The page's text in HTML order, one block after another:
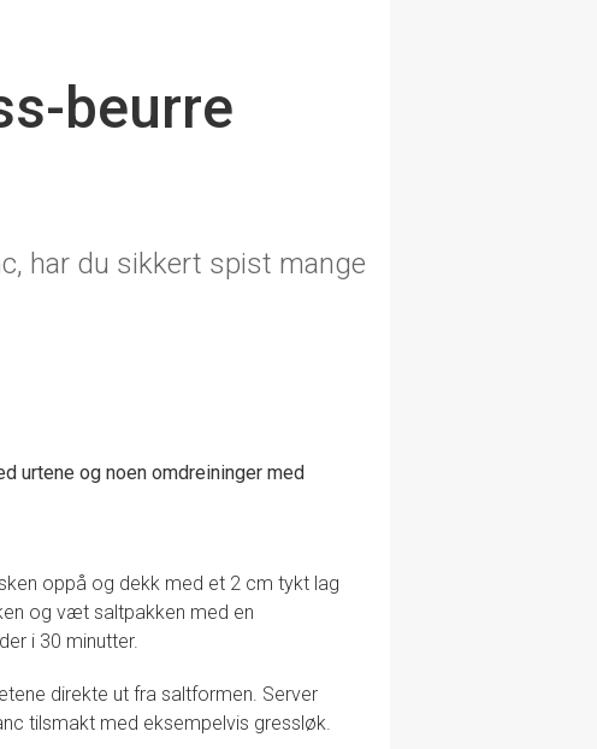
beurre
har du sikkert spist mange
urtene og noen omdreininger med
oppå og dekk med et 2 cm tykt lag
og væt saltpakken med en
i 30 minutter.
direkte ut fra saltformen. Server
tilsmakt med eksempelvis gressløk.